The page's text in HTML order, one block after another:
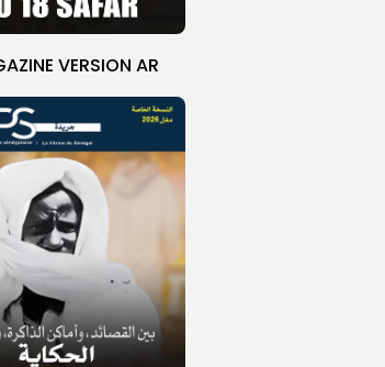
VERSION AR